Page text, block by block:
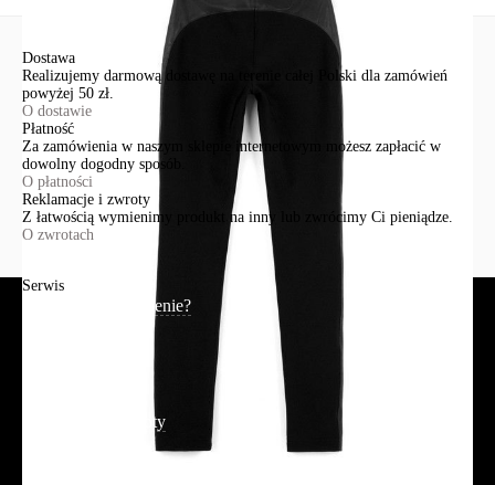
Dostawa
Realizujemy darmową dostawę na terenie całej Polski dla zamówień
powyżej 50 zł.
O dostawie
Płatność
Za zamówienia w naszym sklepie internetowym możesz zapłacić w
dowolny dogodny sposób.
O płatności
Reklamacje i zwroty
Z łatwością wymienimy produkt na inny lub zwrócimy Ci pieniądze.
O zwrotach
Serwis
Jak złożyć zamówienie?
Reklamacje i zwroty